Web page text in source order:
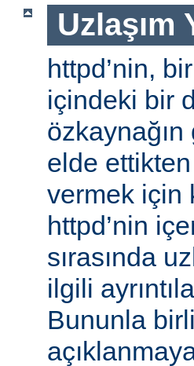
Uzlaşım
httpd’nin,
içindeki bir
elde
vermek için
httpd’nin
sırasında
ilgili
Bununla
açıklanmaya